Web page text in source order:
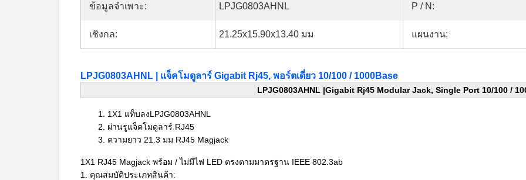
ข้อมูลจำเพาะ: LPJG0803AHNL P / N:
เชิงกล: 21.25x15.90x13.40 มม แผนงาน:
LPJG0803AHNL | แจ็คโมดูลาร์ Gigabit Rj45, พอร์ตเดี่ยว 10/100 / 1000Base
LPJG0803AHNL |Gigabit Rj45 Modular Jack, Single Port 10/100 /
1X1 แท็บลงLPJG0803AHNL
ผ่านรูแจ็คโมดูลาร์ RJ45
ความยาว 21.3 มม RJ45 Magjack
1X1 RJ45 Magjack พร้อม / ไม่มีไฟ LED ตรงตามมาตรฐาน IEEE 802.3ab
1. คุณสมบัติประเภทสินค้า: